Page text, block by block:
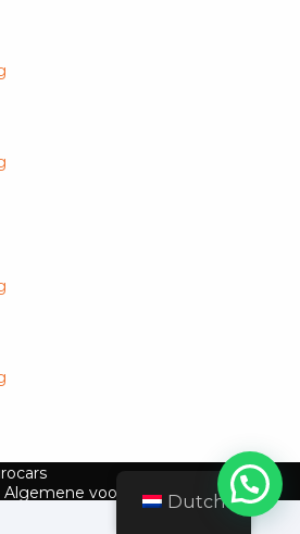
Algemene voorwaardenDutch